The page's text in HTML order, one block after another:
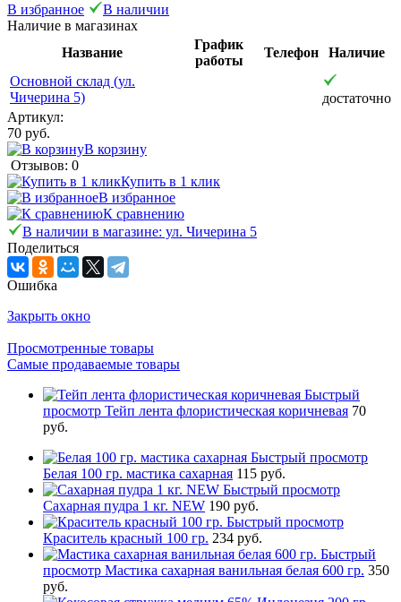
В избранное
В наличии
Наличие в магазинах
Название
График
работы
Телефон
Наличие
Основной склад (ул.
Чичерина 5)
достаточно
Артикул:
70 руб.
В корзину
Отзывов: 0
Купить в 1 клик
В избранное
К сравнению
В наличии в магазине: ул. Чичерина 5
Поделиться
Ошибка
Закрыть окно
Просмотренные товары
Самые продаваемые товары
Быстрый
просмотр Тейп лента флористическая коричневая 70
руб.
Быстрый просмотр
Белая 100 гр. мастика сахарная 115 руб.
Быстрый просмотр
Сахарная пудра 1 кг. NEW 190 руб.
Быстрый просмотр
Краситель красный 100 гр. 234 руб.
Быстрый
просмотр Мастика сахарная ванильная белая 600 гр. 350
руб.